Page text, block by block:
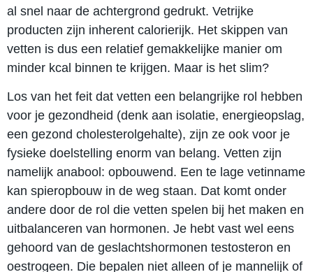
al snel naar de achtergrond gedrukt. Vetrijke
producten zijn inherent calorierijk. Het skippen van
vetten is dus een relatief gemakkelijke manier om
minder kcal binnen te krijgen. Maar is het slim?
Los van het feit dat vetten een belangrijke rol hebben
voor je gezondheid (denk aan isolatie, energieopslag,
een gezond cholesterolgehalte), zijn ze ook voor je
fysieke doelstelling enorm van belang. Vetten zijn
namelijk anabool: opbouwend. Een te lage vetinname
kan spieropbouw in de weg staan. Dat komt onder
andere door de rol die vetten spelen bij het maken en
uitbalanceren van hormonen. Je hebt vast wel eens
gehoord van de geslachtshormonen testosteron en
oestrogeen. Die bepalen niet alleen of je mannelijk of